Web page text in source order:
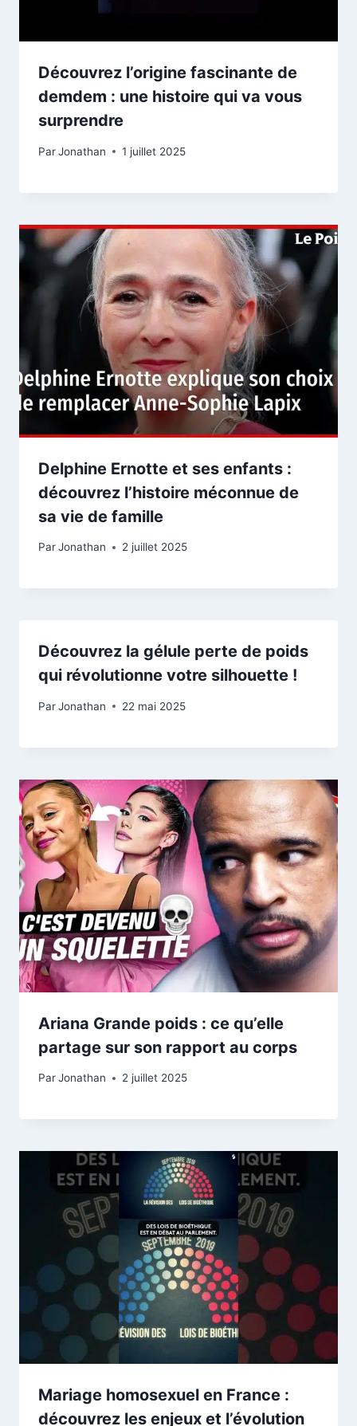
Découvrez l’origine fascinante de
demdem : une histoire qui va vous
surprendre
ParJonathan 1 juillet 2025
Delphine Ernotte et ses enfants :
découvrez l’histoire méconnue de
sa vie de famille
ParJonathan 2 juillet 2025
Découvrez la gélule perte de poids
qui révolutionne votre silhouette !
ParJonathan 22 mai 2025
Ariana Grande poids : ce qu’elle
partage sur son rapport au corps
ParJonathan 2 juillet 2025
Mariage homosexuel en France :
découvrez les enjeux et l’évolution